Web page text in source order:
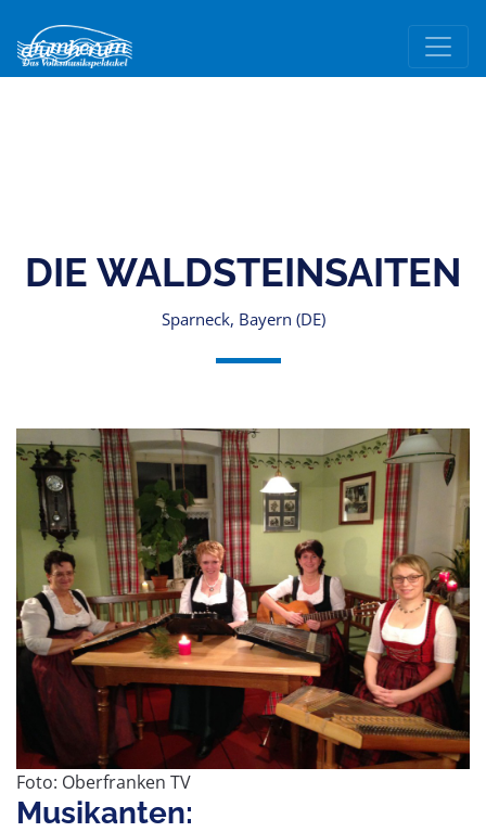
DIE WALDSTEINSAITEN
Sparneck, Bayern (DE)
Foto: Oberfranken TV
Musikanten: